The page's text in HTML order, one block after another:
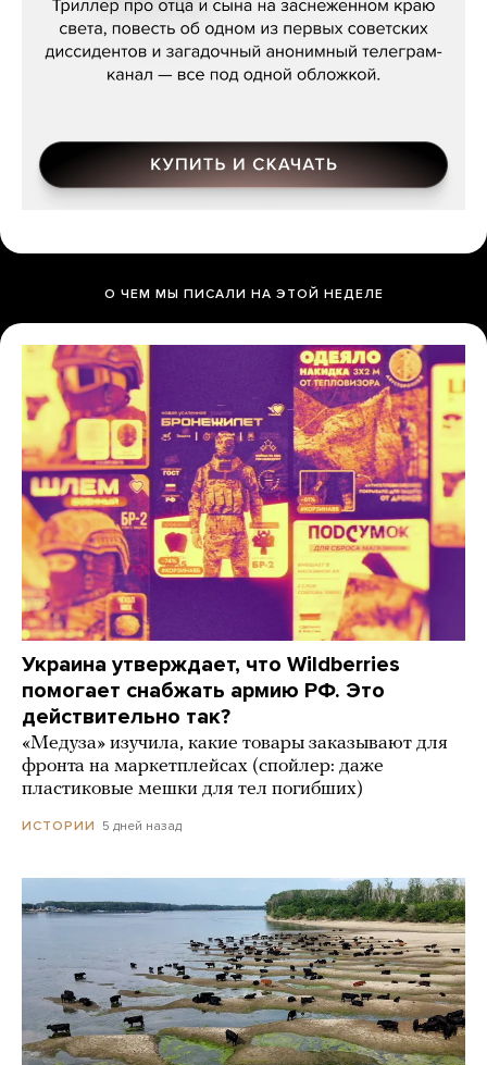
О ЧЕМ МЫ ПИСАЛИ НА ЭТОЙ НЕДЕЛЕ
Украина утверждает, что Wildberries
помогает снабжать армию РФ. Это
действительно так?
«Медуза» изучила, какие товары заказывают для
фронта на маркетплейсах (спойлер: даже
пластиковые мешки для тел погибших)
ИСТОРИИ 5 дней назад